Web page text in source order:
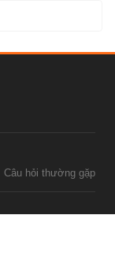
Câu hỏi thường gặp